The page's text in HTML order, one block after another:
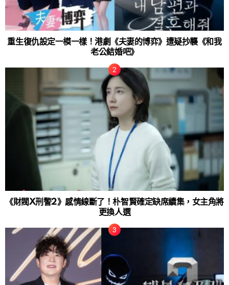
重生復仇設定一模一樣！港劇《夫妻的博弈》遭疑抄襲《和我
老公結婚吧》
《財閥X刑警2》感情線斷了！朴智賢確定缺席續集，女主角將
更換人選